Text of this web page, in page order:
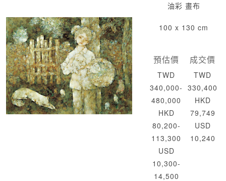
油彩 畫布
100 x 130 cm
預估價
TWD
340,000-
480,000
HKD
80,200-
113,300
USD
10,300-
14,500
成交價
TWD
330,400
HKD
79,749
USD
10,240